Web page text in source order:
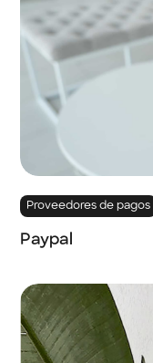
Proveedores de pagos
Paypal